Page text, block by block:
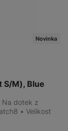
S/M), Blue
Novinka
Na dotek z
• Velikost